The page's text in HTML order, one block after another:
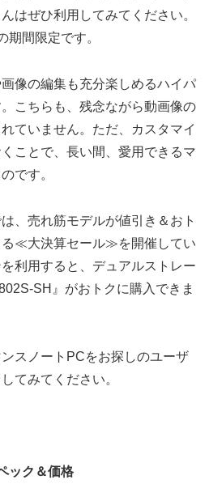
はぜひ利用してみてください。
期間限定です。
像の編集も充分楽しめるハイパ
こちらも、残念ながら動画像の
ていません。ただ、カスタマイ
ことで、長い間、愛用できるマ
です。
、売れ筋モデルが値引き＆おト
る≪大決算セール≫を開催してい
利用すると、デュアルストレー
SH』がおトクに購入できま
スノートPCをお探しのユーザ
てみてください。
ック＆価格